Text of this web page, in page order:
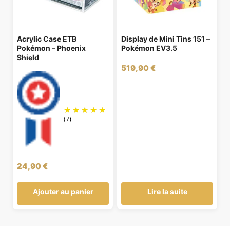
Acrylic Case ETB
Pokémon – Phoenix
Shield
(7)
24,90€
Ajouter au panier
Display de Mini Tins 151 –
Pokémon EV3.5
519,90€
Lire la suite